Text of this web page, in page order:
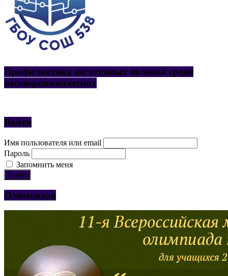
Профилактика негативных явлений среди
несовершеннолетних
Войти
Имя пользователя или email
Пароль
Запомнить меня
Войти
Олимпиада